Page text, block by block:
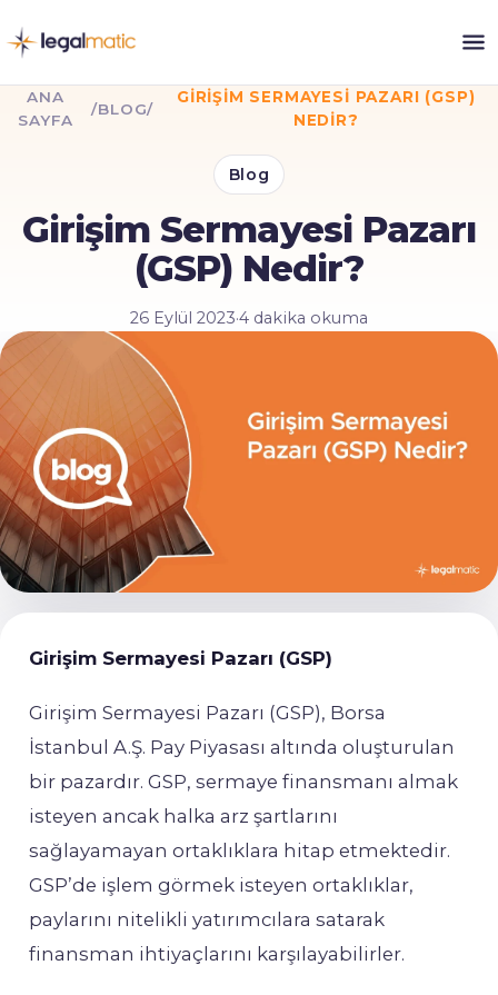
ANA
SAYFA
/BLOG/
GIRIŞIM SERMAYESI PAZARI (GSP)
NEDIR?
Blog
Girişim Sermayesi Pazarı
(GSP) Nedir?
26 Eylül 2023·4 dakika okuma
Girişim Sermayesi Pazarı (GSP)
Girişim Sermayesi Pazarı (GSP), Borsa
İstanbul A.Ş. Pay Piyasası altında oluşturulan
bir pazardır. GSP, sermaye finansmanı almak
isteyen ancak halka arz şartlarını
sağlayamayan ortaklıklara hitap etmektedir.
GSP’de işlem görmek isteyen ortaklıklar,
paylarını nitelikli yatırımcılara satarak
finansman ihtiyaçlarını karşılayabilirler.